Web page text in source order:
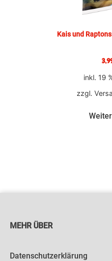
Kais und
inkl. 19
zzgl.
MEHR ÜBER
Datenschutzerklärung